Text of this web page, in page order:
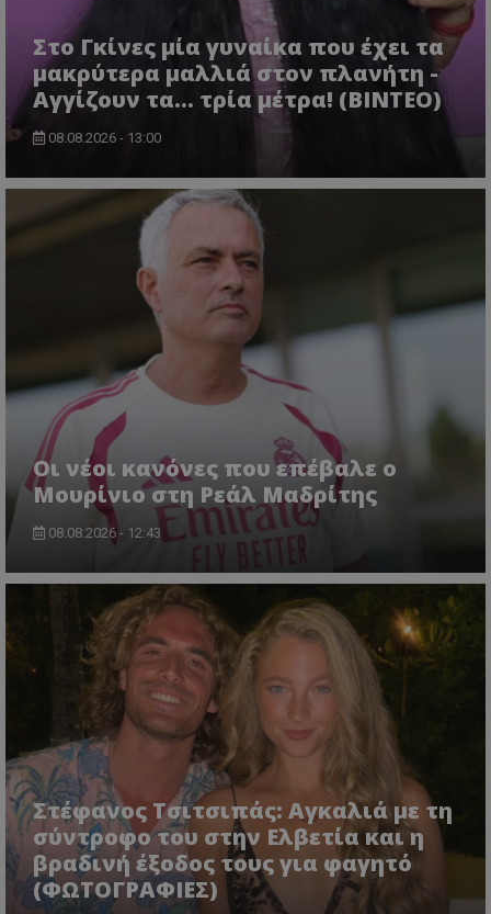
Στο Γκίνες μία γυναίκα που έχει τα
μακρύτερα μαλλιά στον πλανήτη -
Αγγίζουν τα... τρία μέτρα! (ΒΙΝΤΕΟ)
08.08.2026 - 13:00
Οι νέοι κανόνες που επέβαλε ο
Μουρίνιο στη Ρεάλ Μαδρίτης
08.08.2026 - 12:43
Στέφανος Τσιτσιπάς: Αγκαλιά με τη
σύντροφο του στην Ελβετία και η
βραδινή έξοδος τους για φαγητό
(ΦΩΤΟΓΡΑΦΙΕΣ)